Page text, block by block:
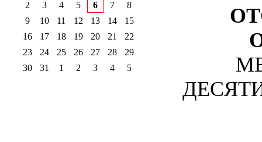
2
3 4 5 6 7
8
9
10 11 12 13 14
15
16
17 18 19 20 21
22
23
24 25 26 27 28
29
30
31 1 2 3 4 5